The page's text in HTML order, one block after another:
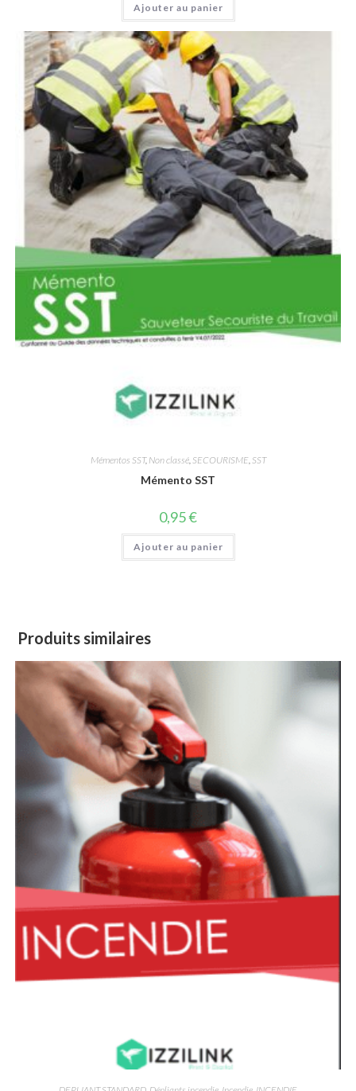
Ajouter au panier
Mémentos SST, Non classé, SECOURISME, SST
Mémento SST
0,95€
Ajouter au panier
Produits similaires